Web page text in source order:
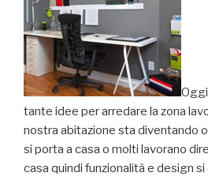
tante idee per arredare la zona
nostra abitazione sta diventando
si porta a casa o molti lavorano
casa quindi funzionalità e design